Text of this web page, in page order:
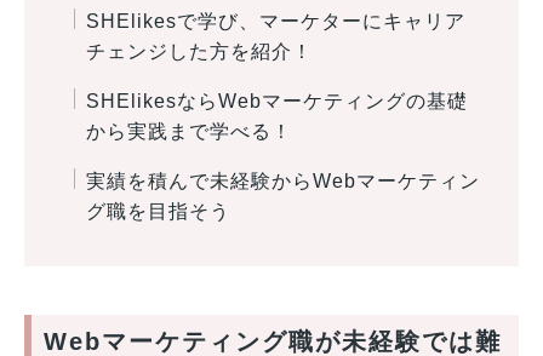
SHElikesで学び、マーケターにキャリア
チェンジした方を紹介！
SHElikesならWebマーケティングの基礎
から実践まで学べる！
実績を積んで未経験からWebマーケティン
グ職を目指そう
Webマーケティング職が未経験では難